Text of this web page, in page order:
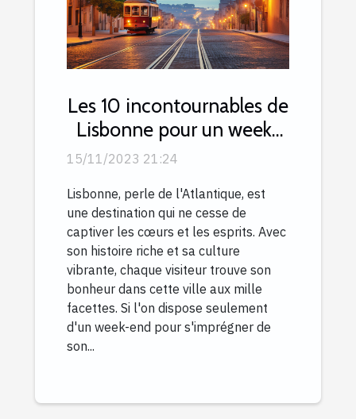
Les 10 incontournables de
Lisbonne pour un week-
end inoubliable
15/11/2023 21:24
Lisbonne, perle de l'Atlantique, est
une destination qui ne cesse de
captiver les cœurs et les esprits. Avec
son histoire riche et sa culture
vibrante, chaque visiteur trouve son
bonheur dans cette ville aux mille
facettes. Si l'on dispose seulement
d'un week-end pour s'imprégner de
son...